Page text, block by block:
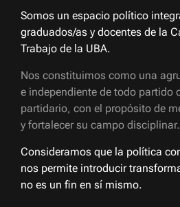
Somos un espacio político
graduados/as y docentes de la
Trabajo de la UBA.
Nos constituimos como una
e independiente de todo partido
partidario, con el propósito de
y fortalecer su campo disciplinar.
Consideramos que la política
nos permite introducir
no es un fin en sí mismo.